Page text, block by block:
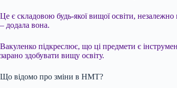
Це є складовою будь-якої вищої освіти, незалежно
– додала вона.
Вакуленко підкреслює, що ці предмети є
зарано здобувати вищу освіту.
Що відомо про зміни в НМТ?